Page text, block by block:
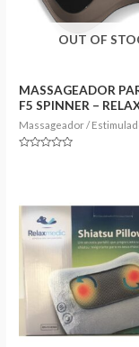
OUT OF
MASSAGEADOR
F5 SPINNER –
Massageador /